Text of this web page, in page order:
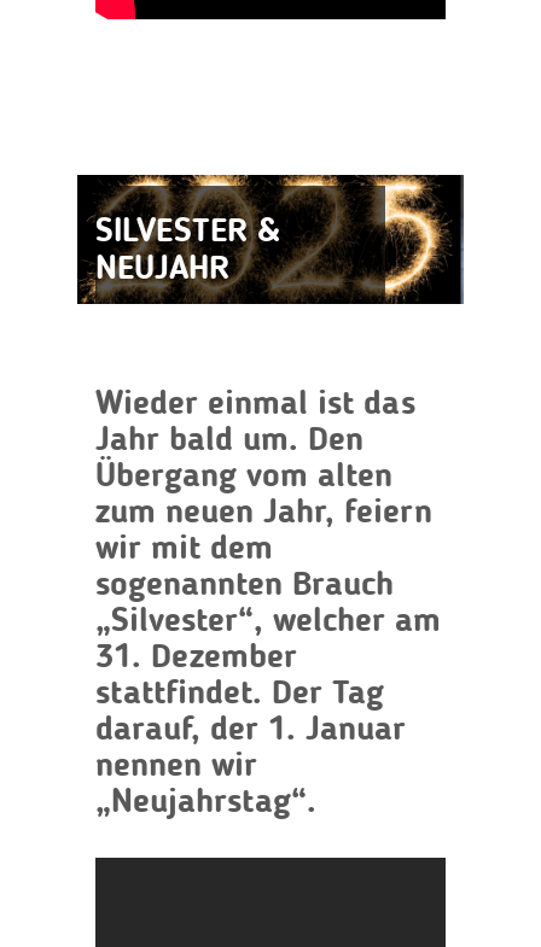
SILVESTER &
NEUJAHR
Wieder einmal ist das
Jahr bald um. Den
Übergang vom alten
zum neuen Jahr, feiern
wir mit dem
sogenannten Brauch
„Silvester“, welcher am
31. Dezember
stattfindet. Der Tag
darauf, der 1. Januar
nennen wir
„Neujahrstag“.